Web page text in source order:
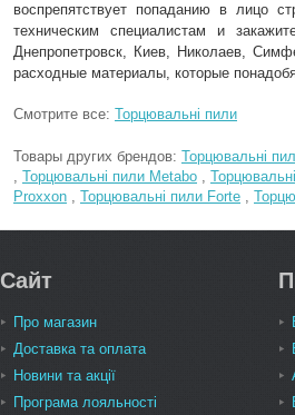
воспрепятствует попаданию в лицо
техническим специалистам и
Днепропетровск, Киев, Николаев,
расходные материалы, которые
Смотрите все: Торцювальні пили
Товары других брендов: Торцювальні
, Торцювальні пили Metabo ,
Proxxon , Торцювальні пили Forte ,
Сайт
Про магазин
Доставка та оплата
Новини та акції
Програма лояльності